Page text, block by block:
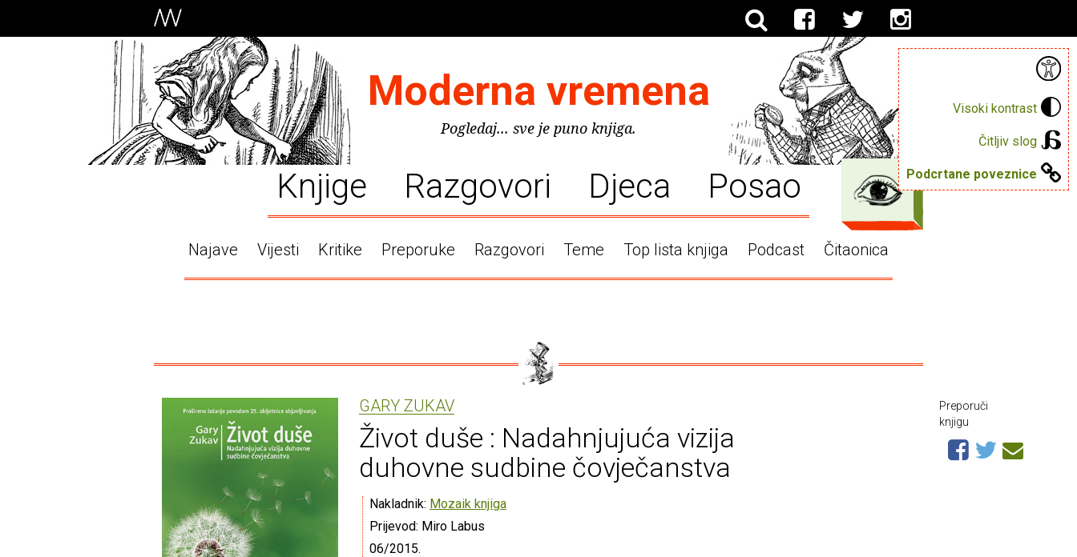
Visoki kontrast
Čitljiv slog
Podcrtane poveznice
Moderna vremena
Pogledaj... sve je puno knjiga.
Knjige Razgovori Djeca Posao
Najave Vijesti Kritike Preporuke Razgovori Teme Top lista knjiga Podcast Čitaonica
GARY ZUKAV
Život duše : Nadahnjujuća vizija
duhovne sudbine čovječanstva
Nakladnik: Mozaik knjiga
Prijevod: Miro Labus
06/2015.
Preporuči
knjigu